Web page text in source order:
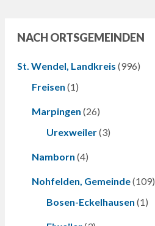
NACH ORTSGEMEINDEN
St. Wendel, Landkreis (996)
Freisen (1)
Marpingen (26)
Urexweiler(3)
Namborn (4)
Nohfelden, Gemeinde(109)
Bosen-Eckelhausen (1)